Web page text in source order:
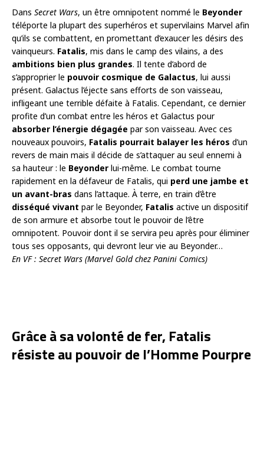
Dans Secret Wars, un être omnipotent nommé le Beyonder
téléporte la plupart des superhéros et supervilains Marvel afin
qu’ils se combattent, en promettant d’exaucer les désirs des
vainqueurs. Fatalis, mis dans le camp des vilains, a des
ambitions bien plus grandes. Il tente d’abord de
s’approprier le pouvoir cosmique de Galactus, lui aussi
présent. Galactus l’éjecte sans efforts de son vaisseau,
infligeant une terrible défaite à Fatalis. Cependant, ce dernier
profite d’un combat entre les héros et Galactus pour
absorber l’énergie dégagée par son vaisseau. Avec ces
nouveaux pouvoirs, Fatalis pourrait balayer les héros d’un
revers de main mais il décide de s’attaquer au seul ennemi à
sa hauteur : le Beyonder lui-même. Le combat tourne
rapidement en la défaveur de Fatalis, qui perd une jambe et
un avant-bras dans l’attaque. À terre, en train d’être
disséqué vivant par le Beyonder, Fatalis active un dispositif
de son armure et absorbe tout le pouvoir de l’être
omnipotent. Pouvoir dont il se servira peu après pour éliminer
tous ses opposants, qui devront leur vie au Beyonder…
En VF : Secret Wars (Marvel Gold chez Panini Comics)
Grâce à sa volonté de fer, Fatalis
résiste au pouvoir de l’Homme Pourpre